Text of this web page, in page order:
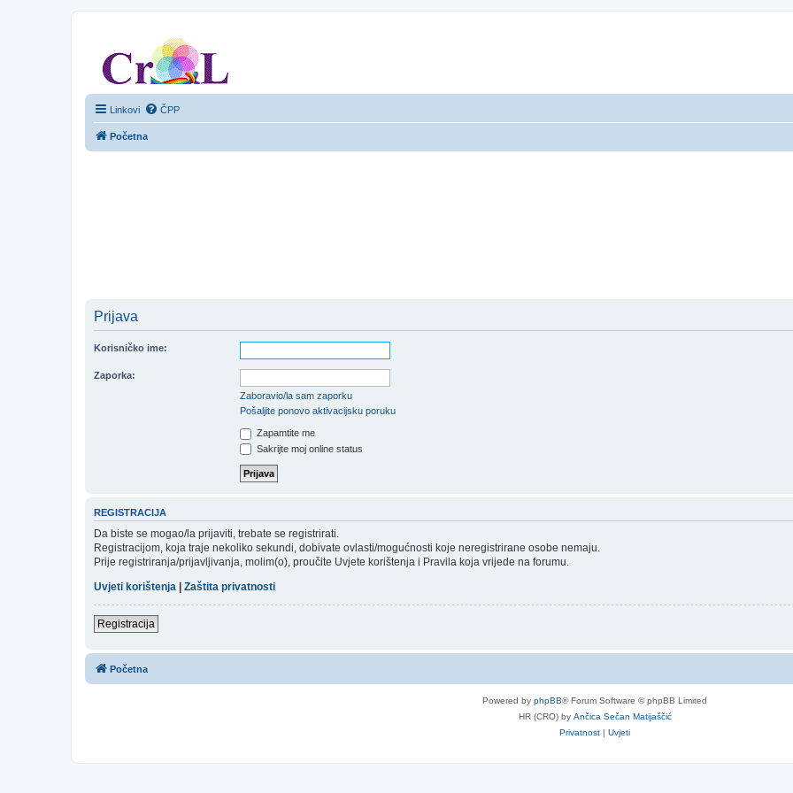
Linkovi ČPP
Početna
Prijava
Korisničko ime:
Zaporka:
Zaboravio/la sam zaporku
Pošaljite ponovo aktivacijsku poruku
Zapamtite me
Sakrijte moj online status
REGISTRACIJA
Da biste se mogao/la prijaviti, trebate se registrirati.
Registracijom, koja traje nekoliko sekundi, dobivate ovlasti/mogućnosti koje neregistrirane osobe nemaju.
Prije registriranja/prijavljivanja, molim(o), proučite Uvjete korištenja i Pravila koja vrijede na forumu.
Uvjeti korištenja | Zaštita privatnosti
Registracija
Početna
Powered by phpBB® Forum Software © phpBB Limited
HR (CRO) by Ančica Sečan Matijaščić
Privatnost | Uvjeti